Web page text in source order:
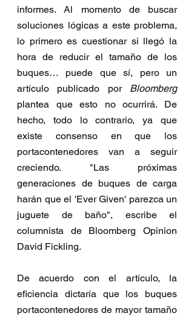
informes. Al momento de buscar
soluciones lógicas a este problema,
lo primero es cuestionar si llegó la
hora de reducir el tamaño de los
buques… puede que sí, pero un
artículo publicado por
Bloomberg
plantea que esto no ocurrirá. De
hecho, todo lo contrario, ya que
existe consenso en que los
portacontenedores van a seguir
creciendo. "Las próximas
generaciones de buques de carga
harán que el 'Ever Given' parezca un
juguete de baño", escribe el
columnista de Bloomberg Opinion
David Fickling.
De acuerdo con el artículo, la
eficiencia dictaría que los buques
portacontenedores de mayor tamaño